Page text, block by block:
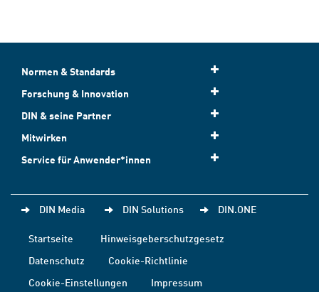
Normen & Standards
Forschung & Innovation
DIN & seine Partner
Mitwirken
Service für Anwender*innen
DIN Media DIN Solutions DIN.ONE
Startseite
Hinweisgeberschutzgesetz
Datenschutz
Cookie-Richtlinie
Cookie-Einstellungen
Impressum